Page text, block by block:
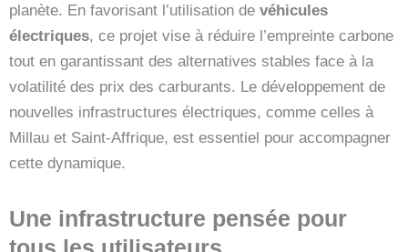
planète. En favorisant l’utilisation de véhicules
électriques, ce projet vise à réduire l’empreinte carbone
tout en garantissant des alternatives stables face à la
volatilité des prix des carburants. Le développement de
nouvelles infrastructures électriques, comme celles à
Millau et Saint-Affrique, est essentiel pour accompagner
cette dynamique.
Une infrastructure pensée pour